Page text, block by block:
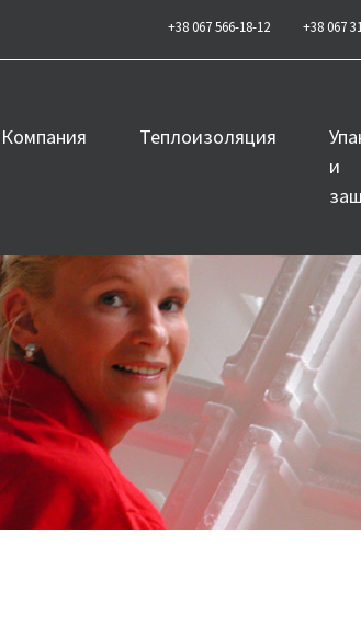
+38 067 566-18-12 +38 067
Компания Теплоизоляция
и